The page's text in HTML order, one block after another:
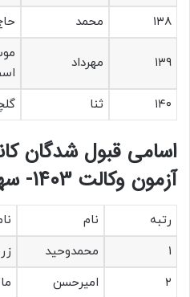
۱۳۸
محمد
۱۳۹ مهرداد
۱۴۰ ثنا
اسامی قبول شدگان
آزمون وکالت 1403- سهمیه ایثارگر
رتبه نام
۱
محمدوحید
۲
امیرحسن